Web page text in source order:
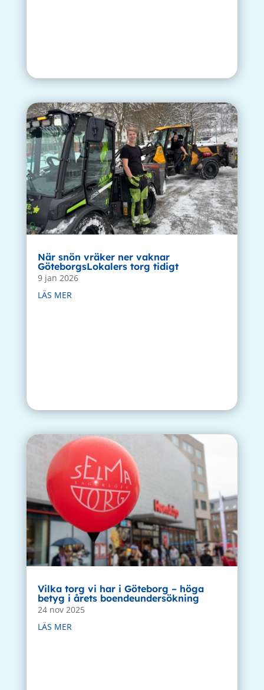
När snön vräker ner vaknar
GöteborgsLokalers torg tidigt
9 jan 2026
LÄS MER
Vilka torg vi har i Göteborg – höga
betyg i årets boendeundersökning
24 nov 2025
LÄS MER